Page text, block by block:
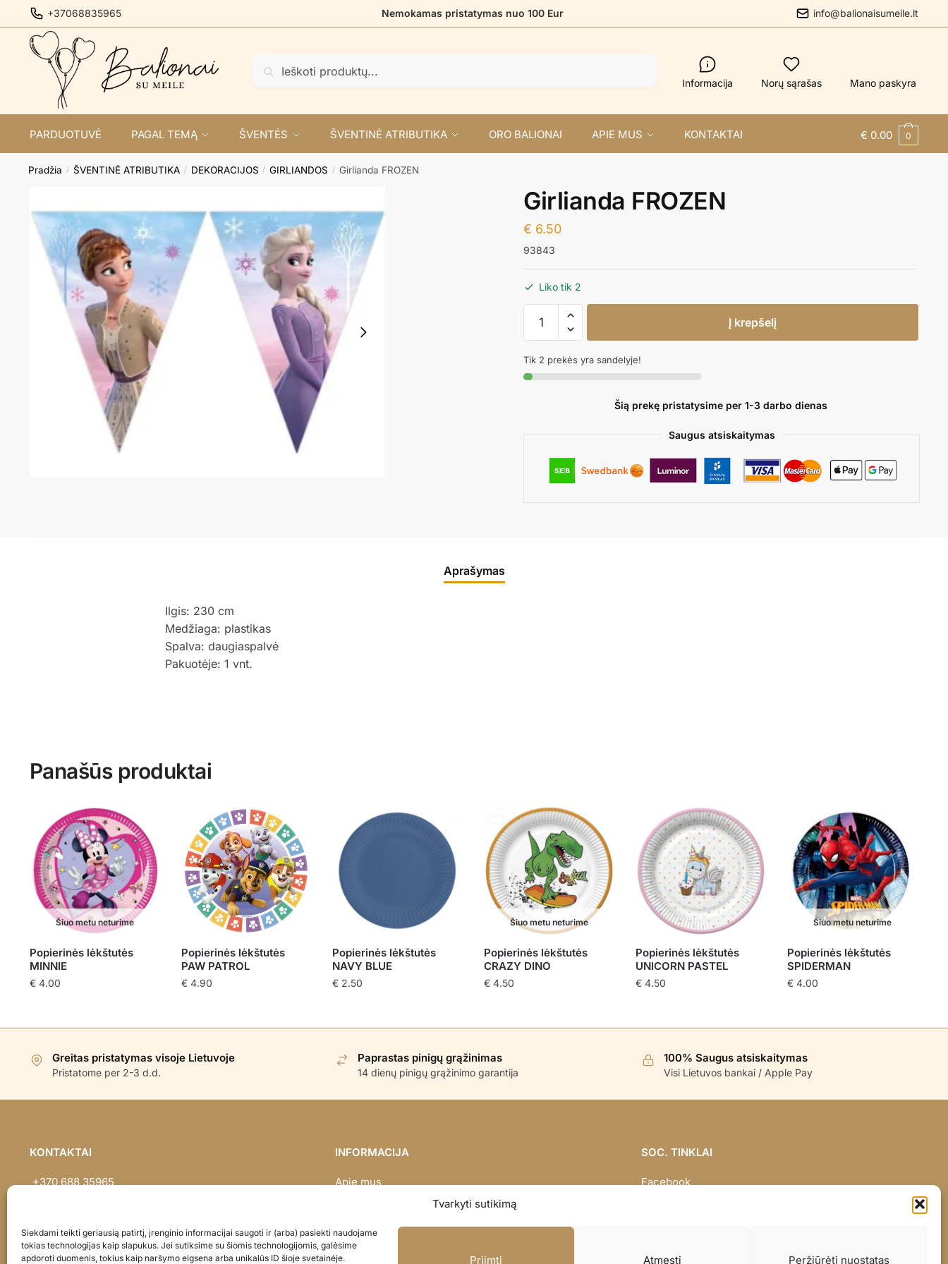
Tvarkyti sutikimą
Siekdami teikti geriausią patirtį, įrenginio informacijai saugoti ir (arba) pasiekti naudojame
tokias technologijas kaip slapukus. Jei sutiksime su šiomis technologijomis, galėsime
apdoroti duomenis, tokius kaip naršymo elgsena arba unikalūs ID šioje svetainėje.
Priimti Atmesti Peržiūrėti nuostatas
to
navigation
to
content
+37068835965 Nemokamas pristatymas nuo 100 Eur info@balionaisumeile.lt
Informacija Norų sąrašas Mano paskyra
PARDUOTUVĖ PAGAL TEMĄ ŠVENTĖS ŠVENTINĖ ATRIBUTIKA ORO BALIONAI APIE MUS KONTAKTAI € 0.00 0
Pradžia / ŠVENTINĖ ATRIBUTIKA / DEKORACIJOS / GIRLIANDOS / Girlianda FROZEN
Girlianda FROZEN
€ 6.50
93843
Liko tik 2
produkto
kiekis:
FROZEN
Į krepšelį
Tik 2 prekės yra sandelyje!
Šią prekę pristatysime per 1-3 darbo dienas
Saugus atsiskaitymas
Aprašymas
Ilgis: 230 cm
Medžiaga: plastikas
Spalva: daugiaspalvė
Pakuotėje: 1 vnt.
Panašūs produktai
Šiuo metu neturime
Popierinės lėkštutės
MINNIE
€4.00
Popierinės lėkštutės
PAW PATROL
€4.90
Popierinės lėkštutės
NAVY BLUE
€ 2.50
Šiuo metu neturime
Popierinės lėkštutės
CRAZY DINO
€ 4.50
Popierinės lėkštutės
UNICORN PASTEL
€ 4.50
Šiuo metu neturime
Popierinės lėkštutės
SPIDERMAN
€4.00
Greitas pristatymas visoje Lietuvoje
Pristatome per 2-3 d.d.
Paprastas pinigų grąžinimas
14 dienų pinigų grąžinimo garantija
100% Saugus atsiskaitymas
Visi Lietuvos bankai / Apple Pay
KONTAKTAI
+370 688 35965
INFORMACIJA
Apie mus
Privatumo politika
Parduotuvės politika
SOC. TINKLAI
Facebook